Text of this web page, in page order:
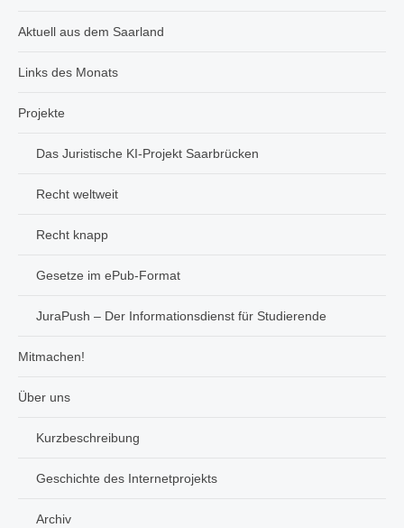
Aktuell aus dem Saarland
Links des Monats
Projekte
Das Juristische KI-Projekt Saarbrücken
Recht weltweit
Recht knapp
Gesetze im ePub-Format
JuraPush – Der Informationsdienst für Studierende
Mitmachen!
Über uns
Kurzbeschreibung
Geschichte des Internetprojekts
Archiv